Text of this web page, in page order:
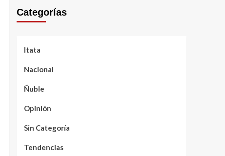
Categorías
Itata
Nacional
Ñuble
Opinión
Sin Categoría
Tendencias